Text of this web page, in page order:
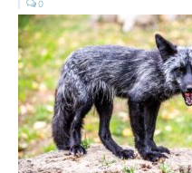
Patenschaft verschenken
Blog
FAQ
| 0